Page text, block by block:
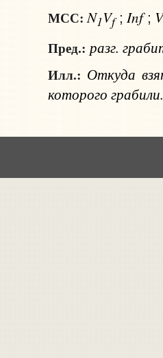
МСС: N1Vf; Inf; V
Пред.: разг.
Илл.: Откуда
которого